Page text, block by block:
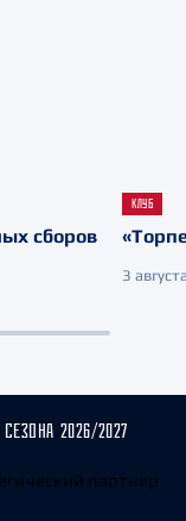
сборов
КЛУБ
3
2026/2027